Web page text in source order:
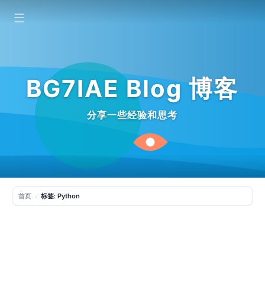
BG7IAE Blog 博客
分享一些经验和思考
☰
首页 标签: Python